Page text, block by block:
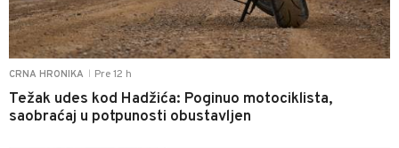
CRNA HRONIKA Pre 12 h
Težak udes kod Hadžića: Poginuo motociklista,
saobraćaj u potpunosti obustavljen